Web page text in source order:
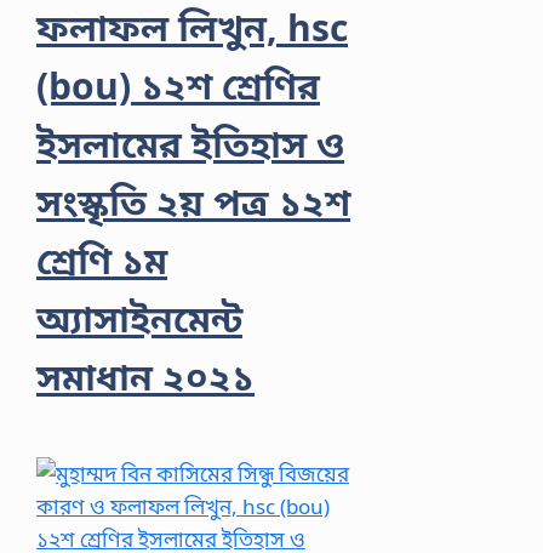
ফলাফল লিখুন, hsc
(bou) ১২শ শ্রেণির
ইসলামের ইতিহাস ও
সংস্কৃতি ২য় পত্র ১২শ
শ্রেণি ১ম
অ্যাসাইনমেন্ট
সমাধান ২০২১